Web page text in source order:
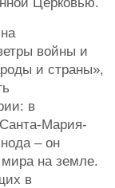
войны и
и страны»,
в
Мария-
– он
на земле.
в